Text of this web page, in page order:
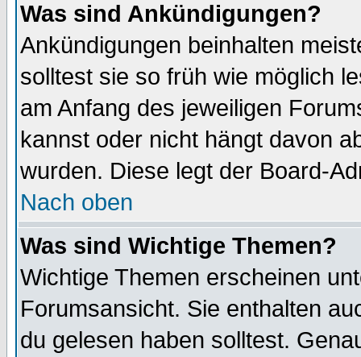
Was sind Ankündigungen?
Ankündigungen beinhalten
solltest sie so früh wie möglich
am Anfang des jeweiligen
kannst oder nicht hängt davon
wurden. Diese legt der Board-
Nach oben
Was sind Wichtige Themen?
Wichtige Themen erscheinen
Forumsansicht. Sie enthalten
du gelesen haben solltest.